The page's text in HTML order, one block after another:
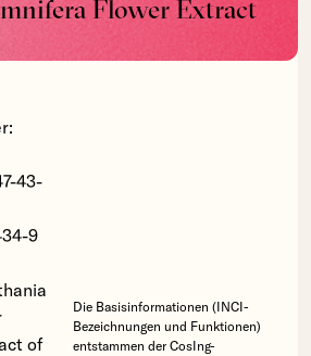
Flower Extract
43-
9
of
Die Basisinformationen (INCI-
Bezeichnungen und Funktionen)
entstammen der CosIng-